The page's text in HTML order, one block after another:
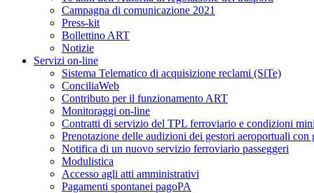
Campagna di comunicazione 2021
Press-kit
Bollettino ART
Notizie
Servizi on-line
Sistema Telematico di acquisizione reclami (SiTe)
ConciliaWeb
Contributo per il funzionamento ART
Monitoraggi on-line
Contratti di servizio del TPL ferroviario e condizioni
Prenotazione delle audizioni dei gestori aeroportuali con
Notifica di un nuovo servizio ferroviario passeggeri
Modulistica
Accesso agli atti amministrativi
Pagamenti spontanei pagoPA